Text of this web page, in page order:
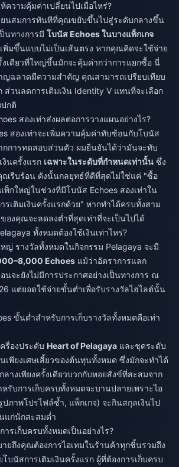
ความคุ้มค่าเปลี่ยนไปเมื่อไหร่?
ยนสมการทันทีที่คุณขยับขึ้นไปสู่ระดับกลางขึ้น
นทางการมี โบนัส Echoes ในบางแพ็กเกจ
พิ่มขึ้นแบบไม่เป็นเส้นตรง หากคุณคิดจะใช้จ่าย
งเดียวที่ใหญ่ขึ้นมักจะคุ้มค่ากว่าการแยกซื้อ นี่
ญฉลาดมีความสำคัญ คุณสามารถเปรียบเทียบ
ส่วนลดการเติมเงิน Identity V แทนที่จะเลือก
กติ
สองเท่าส่งผลต่อการวางแผนอย่างไร?
สองเท่าจะเพิ่มความคุ้มค่าทับซ้อนกับโบนัส
กการทดสอบส่วนตัว ผมยืนยันได้ว่ามันจะทับ
นครั้งแรก เฉพาะในระดับที่กำหนดเท่านั้น ซึ่ง
ณรีบร้อน ดังนั้นกลยุทธ์ที่ดีที่สุดไม่ใช่แค่ "ซื้อ
กใหญ่ในช่วงที่มีโบนัส Echoes สองเท่าใน
เติมเงินครั้งแรกด้วย" หากทำได้ครบทั้งสาม
องคุณจะลดลงต่ำที่สุดเท่าที่จะเป็นไปได้
ทั้งหมดต้องใช้เงินเท่าไหร่?
ญ่ รางวัลทั้งหมดในกิจกรรม Pelagaya จะมี
Echoes แม้ว่าอัตราการแลก
จะยังไม่มีการประกาศอย่างเป็นทางการ ณ
แต่ยอดใช้จ่ายขั้นต่ำเพื่อรับรางวัลไฮไลต์นั้น
ขั้นต่ำสำหรับการเก็บรางวัลทั้งหมดคือเท่า
รื่องประดับ Heart of Pelagaya และชุดระดับ
เพียงเศษเสี้ยวของต้นทุนทั้งหมด ซึ่งมักจะทำได้
ลางเพียงครั้งเดียวบวกกับหอยสังข์ที่สะสมจาก
รับการเก็บครบทั้งหมดจะบานปลายเพราะไอ
ปภาพโปรไฟล์ซ้ำ, แพ็กเกจ) จะกินสกุลเงินไป
แก่นักสะสมต่ำ
รเก็บครบทั้งหมดเป็นอย่างไร?
ยถึงคุณต้องการไอเทมในร้านค้าทุกชิ้นรวมถึง
บนัสการเติมเงินครั้งแรก ผู้ที่ต้องการเก็บครบ